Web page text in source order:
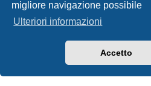
migliore navigazione possibile
Ulteriori informazioni
Accetto